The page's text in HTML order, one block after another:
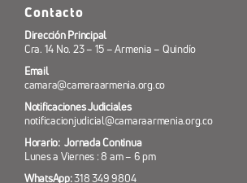
Contacto
Dirección Principal
Cra. 14 No. 23 – 15 – Armenia – Quindío
Email
camara@camaraarmenia.org.co
Notificaciones Judiciales
notificacionjudicial@camaraarmenia.org.co
Horario: Jornada Continua
Lunes a Viernes : 8 am – 6 pm
WhatsApp:318 349 9804